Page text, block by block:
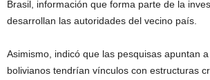
Brasil, información que forma parte de la
desarrollan las autoridades del vecino país.
Asimismo, indicó que las pesquisas apuntan
bolivianos tendrían vínculos con estructuras